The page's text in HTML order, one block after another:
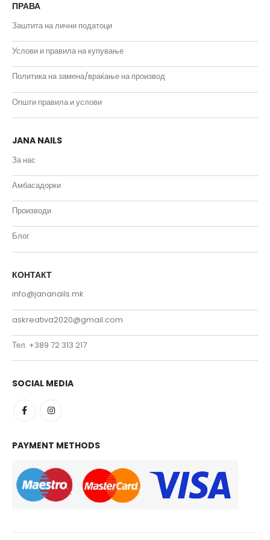
ПРАВА
Заштита на лични податоци
Услови и правила на купување
Политика на замена/враќање на производ
Општи правила и услови
JANA NAILS
За нас
Амбасадорки
Производи
Блог
КОНТАКТ
info@jananails.mk
askreativa2020@gmail.com
Тел. +389 72 313 217
SOCIAL MEDIA
PAYMENT METHODS